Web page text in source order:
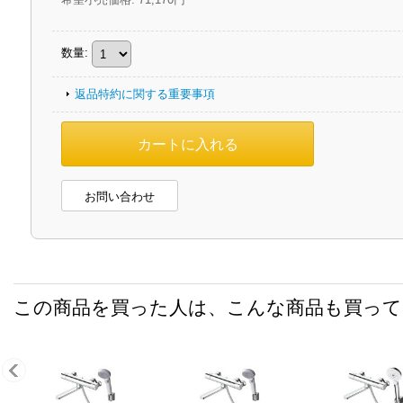
数量:
返品特約に関する重要事項
お問い合わせ
この商品を買った人は、こんな商品も買っ